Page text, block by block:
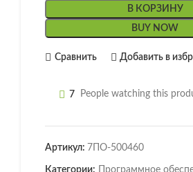
В КОРЗИНУ
BUY NOW
Сравнить Добавить в
7 People watching this
Артикул: 7ПО-500460